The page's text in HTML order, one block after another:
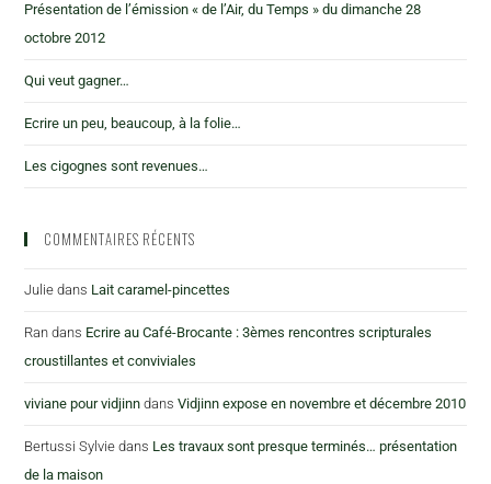
Présentation de l’émission « de l’Air, du Temps » du dimanche 28
octobre 2012
Qui veut gagner…
Ecrire un peu, beaucoup, à la folie…
Les cigognes sont revenues…
COMMENTAIRES RÉCENTS
Julie dans Lait caramel-pincettes
Ran dans Ecrire au Café-Brocante : 3èmes rencontres scripturales
croustillantes et conviviales
viviane pour vidjinn dansVidjinn expose en novembre et décembre 2010
Bertussi Sylvie dans Les travaux sont presque terminés… présentation
de la maison